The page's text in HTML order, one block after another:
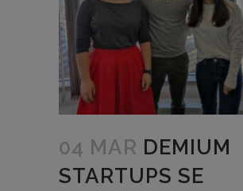
04 MAR DEMIUM
STARTUPS SE